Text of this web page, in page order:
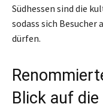
Südhessen sind die
sodass sich Besucher
dürfen.
Blick auf